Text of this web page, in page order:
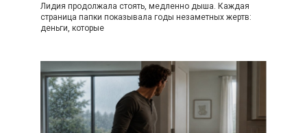
Лидия продолжала стоять, медленно дыша. Каждая
страница папки показывала годы незаметных жертв:
деньги, которые